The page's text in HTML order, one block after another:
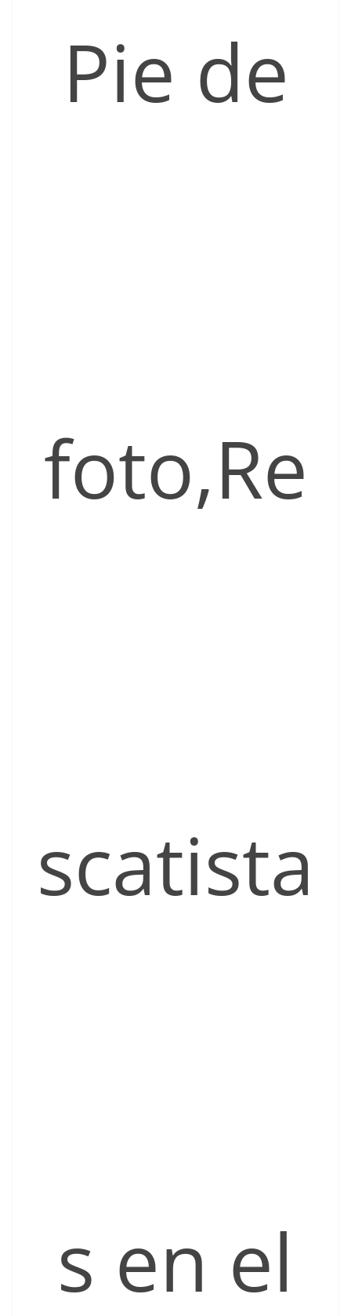
Pie de
foto,Re
scatista
s en el